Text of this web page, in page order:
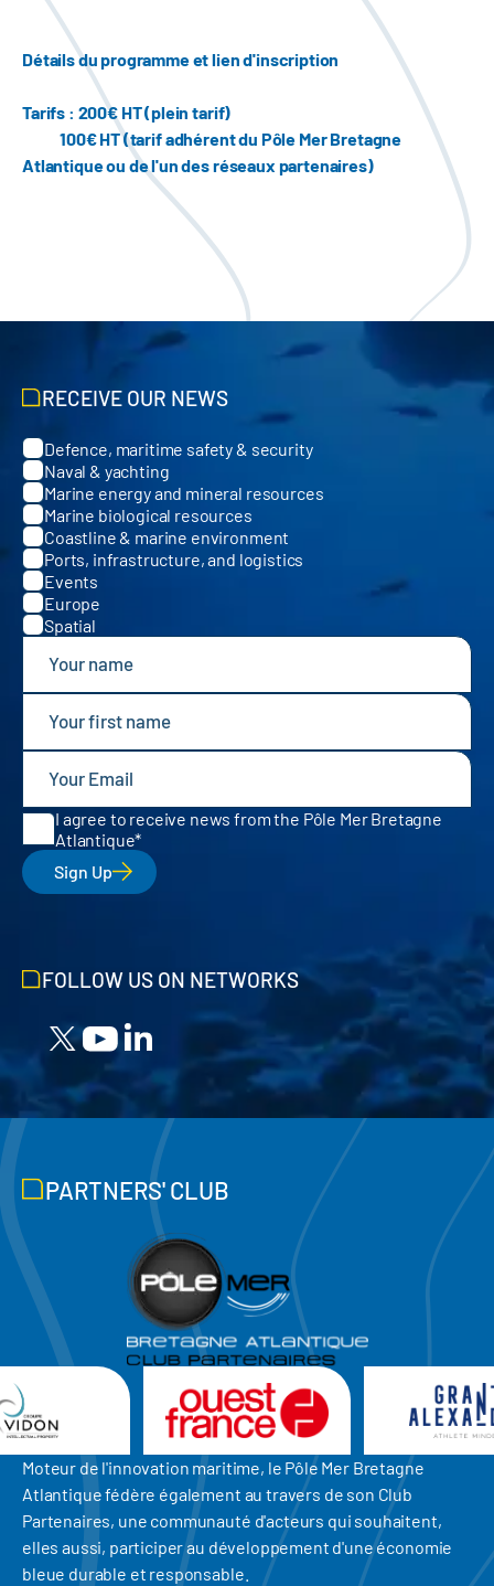
Détails du programme et lien d'inscription
Tarifs : 200€ HT (plein tarif)
100€ HT (tarif adhérent du Pôle Mer Bretagne
Atlantique ou de l'un des réseaux partenaires)
RECEIVE OUR NEWS
Categories
Defence, maritime safety & security
Naval & yachting
Marine energy and mineral resources
Marine biological resources
Coastline & marine environment
Ports, infrastructure, and logistics
Events
Europe
Spatial
I agree to receive news from the Pôle Mer Bretagne
Atlantique
Sign Up
FOLLOW US ON NETWORKS
PARTNERS' CLUB
Moteur de l'innovation maritime, le Pôle Mer Bretagne
Atlantique fédère également au travers de son Club
Partenaires, une communauté d'acteurs qui souhaitent,
elles aussi, participer au développement d'une économie
bleue durable et responsable.